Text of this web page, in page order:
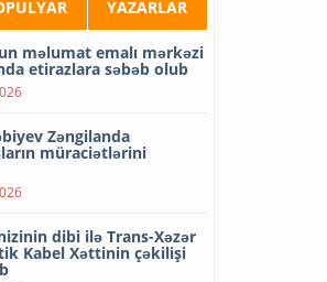
YAZARLAR
məlumat emalı mərkəzi
etirazlara səbəb olub
Zəngilanda
müraciətlərini
dibi ilə Trans-Xəzər
Kabel Xəttinin çəkilişi